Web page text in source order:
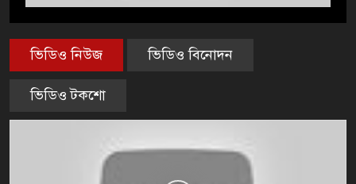
ভিডিও নিউজ ভিডিও বিনোদন
ভিডিও টকশো